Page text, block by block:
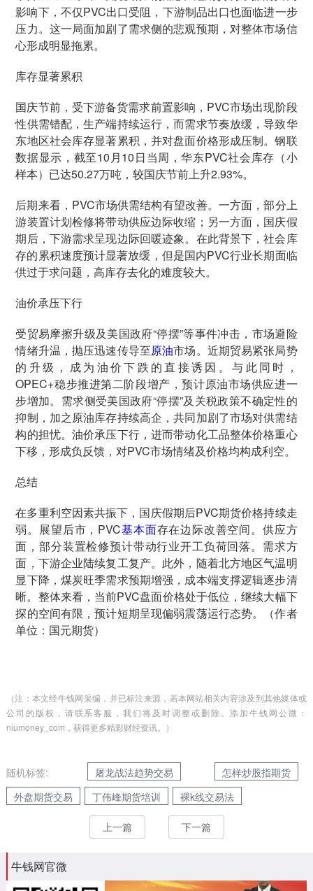
影响下，不仅PVC出口受阻，下游制品出口也面临进一步
压力。这一局面加剧了需求侧的悲观预期，对整体市场信
心形成明显拖累。
库存显著累积
国庆节前，受下游备货需求前置影响，PVC市场出现阶段
性供需错配，生产端持续运行，而需求节奏放缓，导致华
东地区社会库存显著累积，并对盘面价格形成压制。钢联
数据显示，截至10月10日当周，华东PVC社会库存（小
样本）已达50.27万吨，较国庆节前上升2.93%。
后期来看，PVC市场供需结构有望改善。一方面，部分上
游装置计划检修将带动供应边际收缩；另一方面，国庆假
期后，下游需求呈现边际回暖迹象。在此背景下，社会库
存的累积速度预计显著放缓，但是国内PVC行业长期面临
供过于求问题，高库存去化的难度较大。
油价承压下行
受贸易摩擦升级及美国政府“停摆”等事件冲击，市场避险
情绪升温，抛压迅速传导至原油市场。近期贸易紧张局势
的升级，成为油价下跌的直接诱因。与此同时，
OPEC+稳步推进第二阶段增产，预计原油市场供应进一
步增加。需求侧受美国政府“停摆”及关税政策不确定性的
抑制，加之原油库存持续高企，共同加剧了市场对供需结
构的担忧。油价承压下行，进而带动化工品整体价格重心
下移，形成负反馈，对PVC市场情绪及价格均构成利空。
总结
在多重利空因素共振下，国庆假期后PVC期货价格持续走
弱。展望后市，PVC基本面存在边际改善空间。供应方
面，部分装置检修预计带动行业开工负荷回落。需求方
面，下游企业陆续复工复产。此外，随着北方地区气温明
显下降，煤炭旺季需求预期增强，成本端支撑逻辑逐步清
晰。整体来看，当前PVC盘面价格处于低位，继续大幅下
探的空间有限，预计短期呈现偏弱震荡运行态势。（作者
单位：国元期货）
（注：本文经牛钱网采编，并已标注来源，若本网站相关内容涉及到其他媒体或
公司的版权，请联系客服，我们将及时调整或删除。添加牛钱网公微：
niumoney_com，获得更多精彩财经资讯。）
随机标签: 屠龙战法趋势交易
怎样炒股指期货
外盘期货交易
丁伟峰期货培训 裸k线交易法
上一篇 下一篇
牛钱网官微